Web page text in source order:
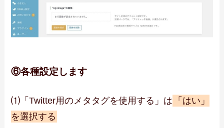
⑥各種設定します
⑴「Twitter用のメタタグを使用する」は
「はい」
を選択する